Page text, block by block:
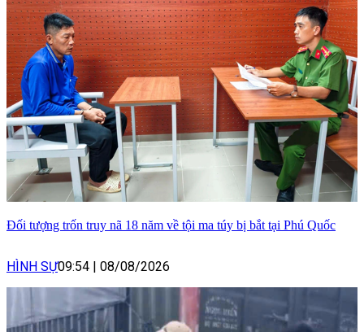
Đối tượng trốn truy nã 18 năm về tội ma túy bị bắt tại Phú Quốc
HÌNH SỰ09:54 08/08/2026